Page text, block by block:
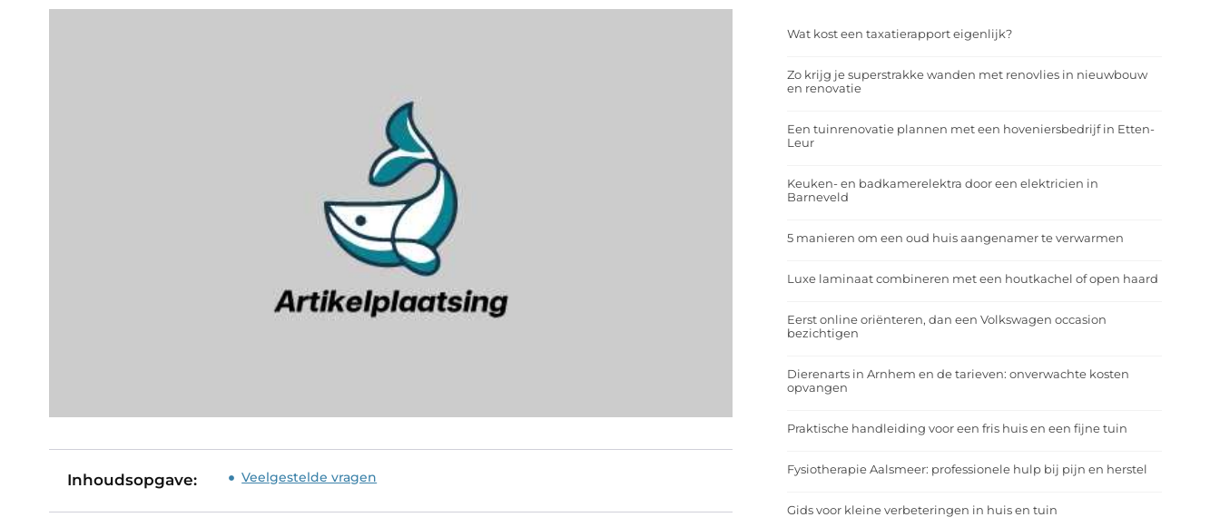
Inhoudsopgave: Veelgestelde vragen
Wat kost een taxatierapport eigenlijk?
Zo krijg je superstrakke wanden met renovlies in nieuwbouw
en renovatie
Een tuinrenovatie plannen met een hoveniersbedrijf in Etten-
Leur
Keuken- en badkamerelektra door een elektricien in
Barneveld
5 manieren om een oud huis aangenamer te verwarmen
Luxe laminaat combineren met een houtkachel of open haard
Eerst online oriënteren, dan een Volkswagen occasion
bezichtigen
Dierenarts in Arnhem en de tarieven: onverwachte kosten
opvangen
Praktische handleiding voor een fris huis en een fijne tuin
Fysiotherapie Aalsmeer: professionele hulp bij pijn en herstel
Gids voor kleine verbeteringen in huis en tuin